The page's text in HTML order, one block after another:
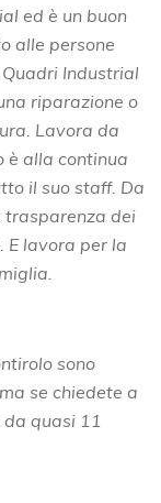
ed è un buon
alle persone
Industrial
riparazione o
Lavora da
è alla continua
il suo staff. Da
trasparenza dei
E lavora per la
sono
se chiedete a
da quasi 11